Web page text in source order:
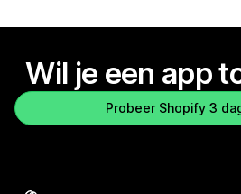
Wil je een app
Probeer Shopify 3